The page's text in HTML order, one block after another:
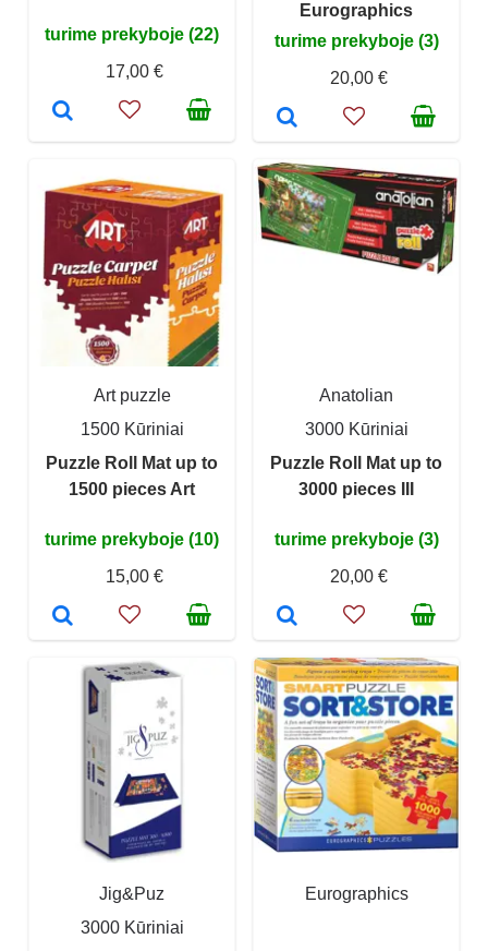
turime prekyboje (22)
17,00 €
Eurographics
turime prekyboje (3)
20,00 €
Art puzzle
1500 Kūriniai
Puzzle Roll Mat up to
1500 pieces Art
turime prekyboje (10)
15,00 €
Anatolian
3000 Kūriniai
Puzzle Roll Mat up to
3000 pieces III
turime prekyboje (3)
20,00 €
Jig&Puz
3000 Kūriniai
Eurographics